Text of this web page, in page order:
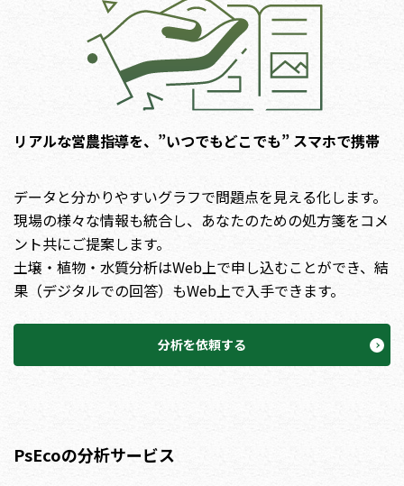
リアルな営農指導を、”いつでもどこでも” スマホで携帯
データと分かりやすいグラフで問題点を見える化します。
現場の様々な情報も統合し、あなたのための処方箋をコメ
ント共にご提案します。
土壌・植物・水質分析はWeb上で申し込むことができ、結
果（デジタルでの回答）もWeb上で入手できます。
分析を依頼する
PsEcoの分析サービス